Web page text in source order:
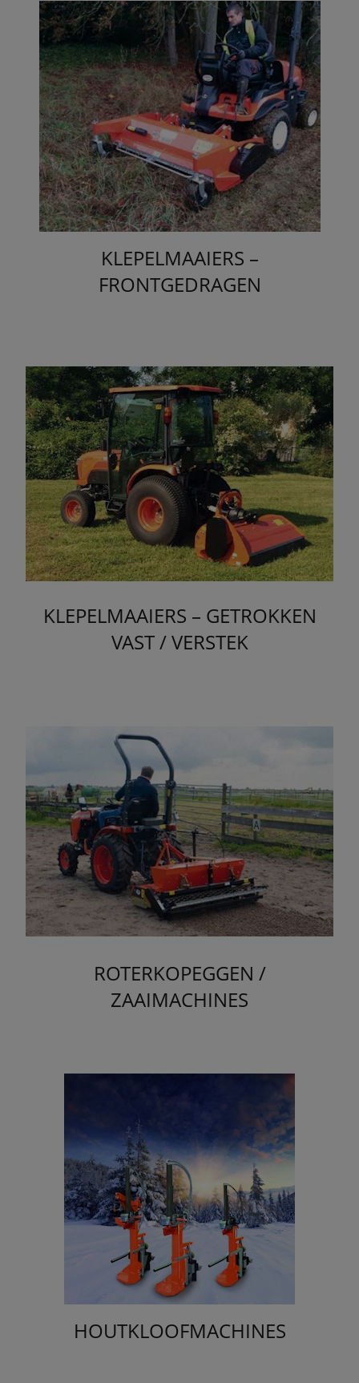
KLEPELMAAIERS –
FRONTGEDRAGEN
KLEPELMAAIERS – GETROKKEN
VAST / VERSTEK
ROTERKOPEGGEN /
ZAAIMACHINES
HOUTKLOOFMACHINES